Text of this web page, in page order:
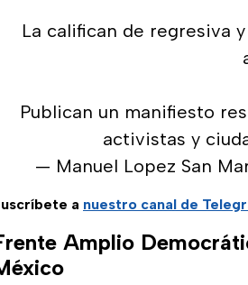
La califican de regresiva
Publican un manifiesto
activistas y
— Manuel Lopez San
a nuestro canal de
Amplio